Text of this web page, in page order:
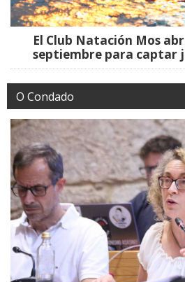
El Club Natación Mos
septiembre para captar
O Condado